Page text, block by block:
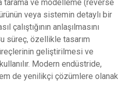
tarama ve modelleme (reverse
veya sistemin detaylı bir
çalıştığının anlaşılmasını
süreç, özellikle tasarım
geliştirilmesi ve
Modern endüstride,
de yenilikçi çözümlere olanak